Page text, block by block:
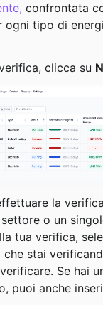
confrontata
ogni tipo di
clicca su
la
o un
tua verifica,
che stai
Se hai
puoi anche